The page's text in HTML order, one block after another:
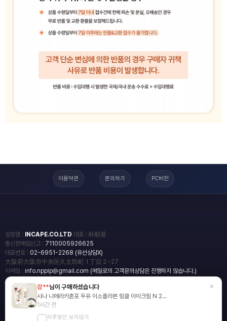
이용약관 문의하기 PC버전
상호명 : INCAPE.CO.LTD 대표 : 朴順基
통신판매업신고 : 7110005926625
대표번호 : 02-6951-2268 (유선상담X)
大阪府大阪市中央区久太郎町１丁目２−27
이메일 : info.nppip@gmail.com (메일로의 고객문의상담은 진행하지 않습니다.)
copyright
일본직구쇼핑몰 엔핍
2018 All rights reserved.
강**님이 구매하셨습니다
사나 나메라카혼포 두유 이소플라본 링클 아이크림 N 2...
1시간 전
하루동안 보지않기
×